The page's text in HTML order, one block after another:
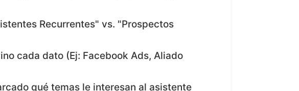
Recurrentes" vs. "Prospectos
cada dato (Ej: Facebook Ads, Aliado
qué temas le interesan al asistente